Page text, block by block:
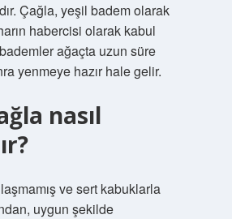
Çağla, yeşil badem olarak
habercisi olarak kabul
ağaçta uzun süre
yenmeye hazır hale gelir.
nasıl
ve sert kabuklarla
uygun şekilde